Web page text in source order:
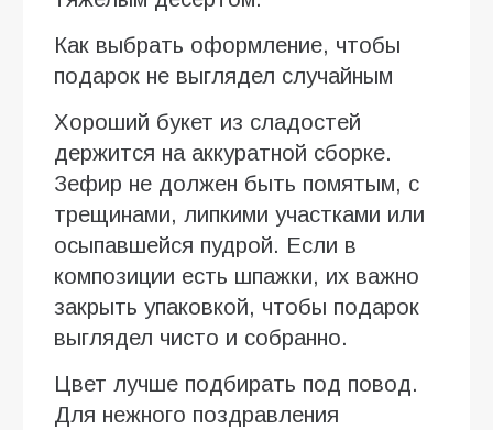
Как выбрать оформление, чтобы
подарок не выглядел случайным
Хороший букет из сладостей
держится на аккуратной сборке.
Зефир не должен быть помятым, с
трещинами, липкими участками или
осыпавшейся пудрой. Если в
композиции есть шпажки, их важно
закрыть упаковкой, чтобы подарок
выглядел чисто и собранно.
Цвет лучше подбирать под повод.
Для нежного поздравления